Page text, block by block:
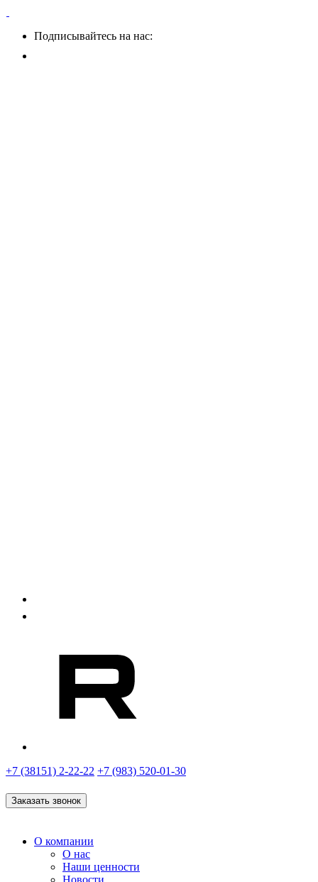
Подписывайтесь на нас:
+7 (38151) 2-22-22 +7 (983) 520-01-30
Заказать звонок
О компании
О нас
Наши ценности
Новости